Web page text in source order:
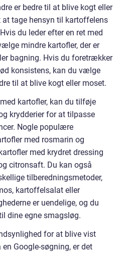
er bedre til at blive kogt eller
tage hensyn til kartoffelens
du leder efter en ret med
mindre kartofler, der er
bagning. Hvis du foretrækker
konsistens, kan du vælge
til at blive kogt eller moset.
kartofler, kan du tilføje
krydderier for at tilpasse
Nogle populære
med rosmarin og
med krydret dressing
citronsaft. Du kan også
tilberedningsmetoder,
kartoffelsalat eller
er uendelige, og du
dine egne smagsløg.
for at blive vist
Google-søgning, er det